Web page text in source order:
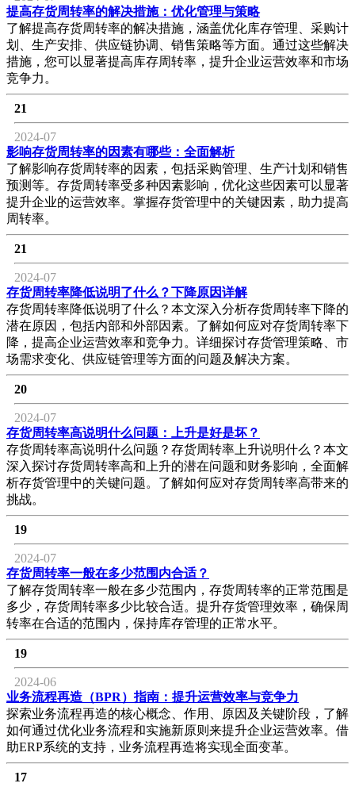
提高存货周转率的解决措施：优化管理与策略
了解提高存货周转率的解决措施，涵盖优化库存管理、采购计
划、生产安排、供应链协调、销售策略等方面。通过这些解决
措施，您可以显著提高库存周转率，提升企业运营效率和市场
竞争力。
21
2024-07
影响存货周转率的因素有哪些：全面解析
了解影响存货周转率的因素，包括采购管理、生产计划和销售
预测等。存货周转率受多种因素影响，优化这些因素可以显著
提升企业的运营效率。掌握存货管理中的关键因素，助力提高
周转率。
21
2024-07
存货周转率降低说明了什么？下降原因详解
存货周转率降低说明了什么？本文深入分析存货周转率下降的
潜在原因，包括内部和外部因素。了解如何应对存货周转率下
降，提高企业运营效率和竞争力。详细探讨存货管理策略、市
场需求变化、供应链管理等方面的问题及解决方案。
20
2024-07
存货周转率高说明什么问题：上升是好是坏？
存货周转率高说明什么问题？存货周转率上升说明什么？本文
深入探讨存货周转率高和上升的潜在问题和财务影响，全面解
析存货管理中的关键问题。了解如何应对存货周转率高带来的
挑战。
19
2024-07
存货周转率一般在多少范围内合适？
了解存货周转率一般在多少范围内，存货周转率的正常范围是
多少，存货周转率多少比较合适。提升存货管理效率，确保周
转率在合适的范围内，保持库存管理的正常水平。
19
2024-06
业务流程再造（BPR）指南：提升运营效率与竞争力
探索业务流程再造的核心概念、作用、原因及关键阶段，了解
如何通过优化业务流程和实施新原则来提升企业运营效率。借
助ERP系统的支持，业务流程再造将实现全面变革。
17